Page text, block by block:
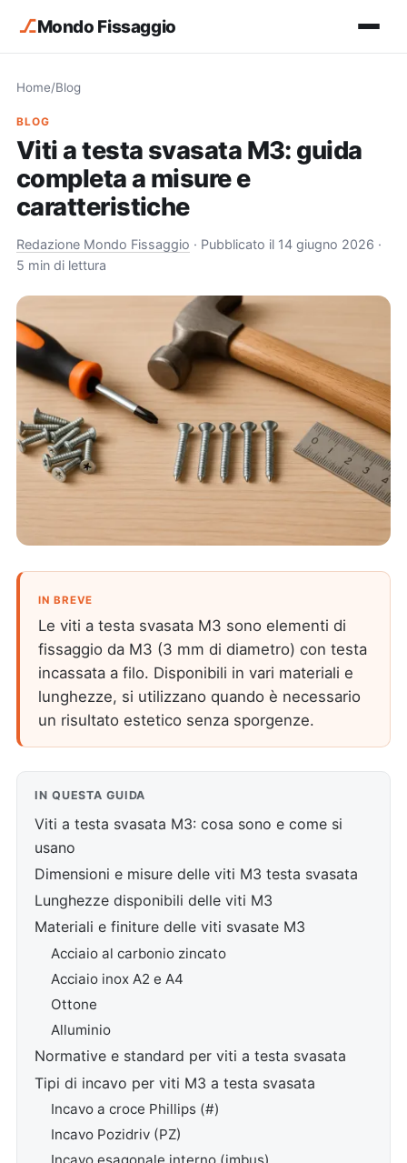
⎇Mondo Fissaggio
Home/Blog
BLOG
Viti a testa svasata M3: guida
completa a misure e
caratteristiche
Redazione Mondo Fissaggio · Pubblicato il 14 giugno 2026 ·
5 min di lettura
IN BREVE
Le viti a testa svasata M3 sono elementi di
fissaggio da M3 (3 mm di diametro) con testa
incassata a filo. Disponibili in vari materiali e
lunghezze, si utilizzano quando è necessario
un risultato estetico senza sporgenze.
IN QUESTA GUIDA
Viti a testa svasata M3: cosa sono e come si
usano
Dimensioni e misure delle viti M3 testa svasata
Lunghezze disponibili delle viti M3
Materiali e finiture delle viti svasate M3
Acciaio al carbonio zincato
Acciaio inox A2 e A4
Ottone
Alluminio
Normative e standard per viti a testa svasata
Tipi di incavo per viti M3 a testa svasata
Incavo a croce Phillips (#)
Incavo Pozidriv (PZ)